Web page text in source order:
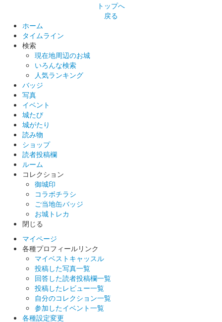
箕輪城 登城記念証
武田家の箕輪城城代を務めた武田四天王の内藤昌秀の生誕五百年
を記念した限定版。
箕輪城 登城記念証
箕輪城ふれあい市が開催されているときだけ購入可能。オオムラ
サキとゴマダラチョウがデザインされている。
箕輪城 登城記念証
箕輪城ふれあい市が開催されているときだけ購入可能。オオムラ
サキとゴマダラチョウがデザインされている。
箕輪城 登城記念証
箕輪城ふれあい市が開催されているときだけ購入可能。オオムラ
サキとゴマダラチョウがデザインされている。
箕輪城 登城記念証
箕輪城ふれあい市が開催されているときだけ購入可能。オオムラ
サキとゴマダラチョウがデザインされている。
トップへ
戻る
ホーム
タイムライン
検索
現在地周辺のお城
いろんな検索
人気ランキング
バッジ
写真
イベント
城たび
城がたり
読み物
ショップ
読者投稿欄
ルーム
コレクション
御城印
コラボチラシ
ご当地缶バッジ
お城トレカ
閉じる
マイページ
各種プロフィールリンク
マイベストキャッスル
投稿した写真一覧
回答した読者投稿欄一覧
投稿したレビュー一覧
自分のコレクション一覧
参加したイベント一覧
各種設定変更